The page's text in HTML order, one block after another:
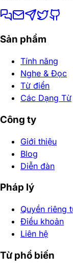
Sản phẩm
Tính năng
Nghe & Đọc
Từ điển
Các Dạng Từ
Công ty
Giới thiệu
Blog
Diễn đàn
Pháp lý
Quyền riêng
Điều khoản
Liên hệ
Từ phổ biến